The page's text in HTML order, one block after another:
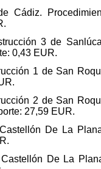
Cádiz.
3 de
0,43 EUR.
1 de San
2 de San
27,59 EUR.
De La
De La